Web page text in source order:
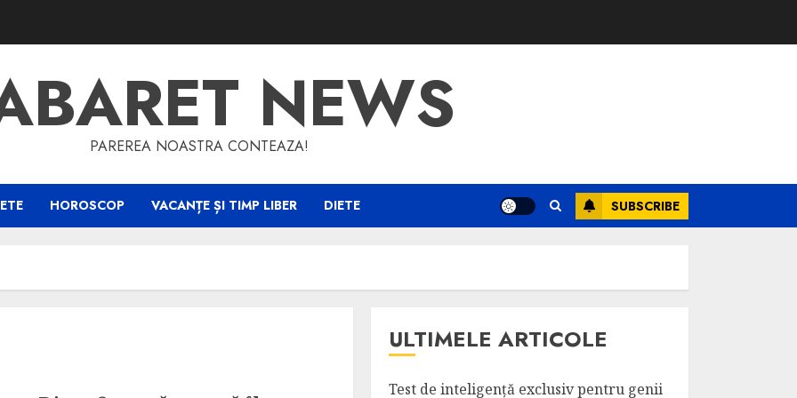
NEWS
PAREREA NOASTRA CONTEAZA!
HOROSCOP VACANȚE ȘI TIMP LIBER DIETE SUBSCRIBE
ULTIMELE ARTICOLE
Test de inteligență exclusiv pentru genii